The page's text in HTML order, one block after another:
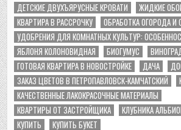
ДЕТСКИЕ ДВУХЪЯРУСНЫЕ КРОВАТИ
ЖИДКИЕ
КВАРТИРА В РАССРОЧКУ
ОБРАБОТКА ОГОРОДА И
УДОБРЕНИЯ ДЛЯ КОМНАТНЫХ КУЛЬТУР:
ЯБЛОНЯ КОЛОНОВИДНАЯ
БИОГУМУС
ГОТОВАЯ КВАРТИРА В НОВОСТРОЙКЕ
ДАЧА
ЗАКАЗ ЦВЕТОВ В ПЕТРОПАВЛОВСК-КАМЧАТСКИЙ
КАЧЕСТВЕННЫЕ ЛАКОКРАСОЧНЫЕ МАТЕРИАЛЫ
КВАРТИРЫ ОТ ЗАСТРОЙЩИКА
КЛУБНИКА
КУПИТЬ
КУПИТЬ БУКЕТ